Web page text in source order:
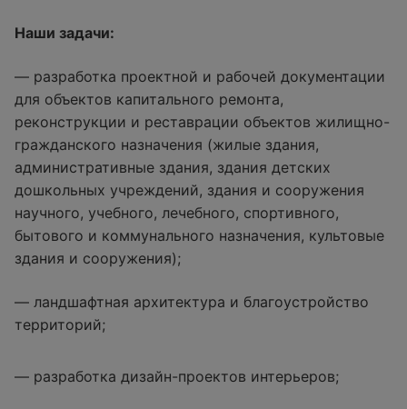
Наши задачи:
— разработка проектной и рабочей документации
для объектов капитального ремонта,
реконструкции и реставрации объектов жилищно-
гражданского назначения (жилые здания,
административные здания, здания детских
дошкольных учреждений, здания и сооружения
научного, учебного, лечебного, спортивного,
бытового и коммунального назначения, культовые
здания и сооружения);
— ландшафтная архитектура и благоустройство
территорий;
— разработка дизайн-проектов интерьеров;